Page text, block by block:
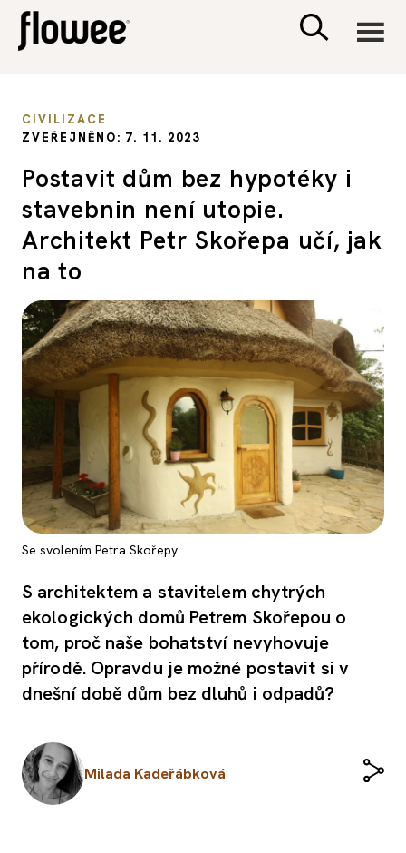
PSYCHOLOGIE
SEX A VZTAHY
PORADNA
CIVILIZACE
ZVEŘEJNĚNO: 7. 11. 2023
Postavit dům bez hypotéky i
stavebnin není utopie.
Architekt Petr Skořepa učí, jak
na to
Se svolením Petra Skořepy
S architektem a stavitelem chytrých
ekologických domů Petrem Skořepou o
tom, proč naše bohatství nevyhovuje
přírodě. Opravdu je možné postavit si v
dnešní době dům bez dluhů i odpadů?
Milada Kadeřábková